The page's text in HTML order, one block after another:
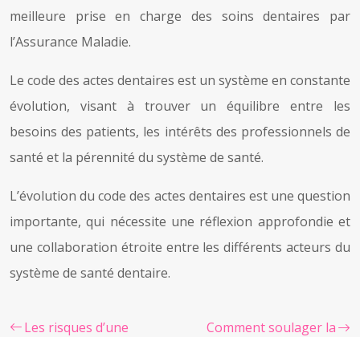
meilleure prise en charge des soins dentaires par
l’Assurance Maladie.
Le code des actes dentaires est un système en constante
évolution, visant à trouver un équilibre entre les
besoins des patients, les intérêts des professionnels de
santé et la pérennité du système de santé.
L’évolution du code des actes dentaires est une question
importante, qui nécessite une réflexion approfondie et
une collaboration étroite entre les différents acteurs du
système de santé dentaire.
Les risques d’une
Comment soulager la